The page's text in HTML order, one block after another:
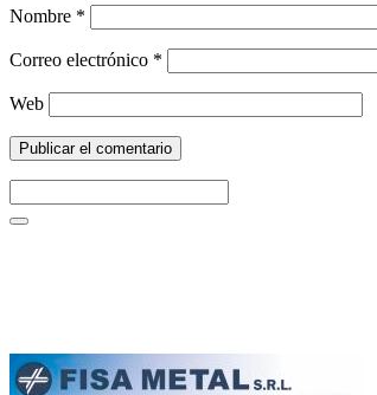
Nombre *
Correo electrónico *
Web